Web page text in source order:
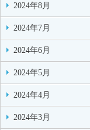
2024年8月
2024年7月
2024年6月
2024年5月
2024年4月
2024年3月